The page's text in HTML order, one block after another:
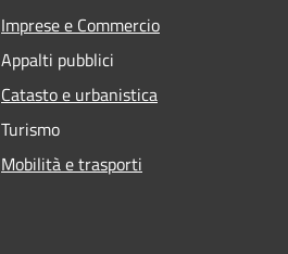
Imprese e Commercio
Appalti pubblici
Catasto e urbanistica
Turismo
Mobilità e trasporti